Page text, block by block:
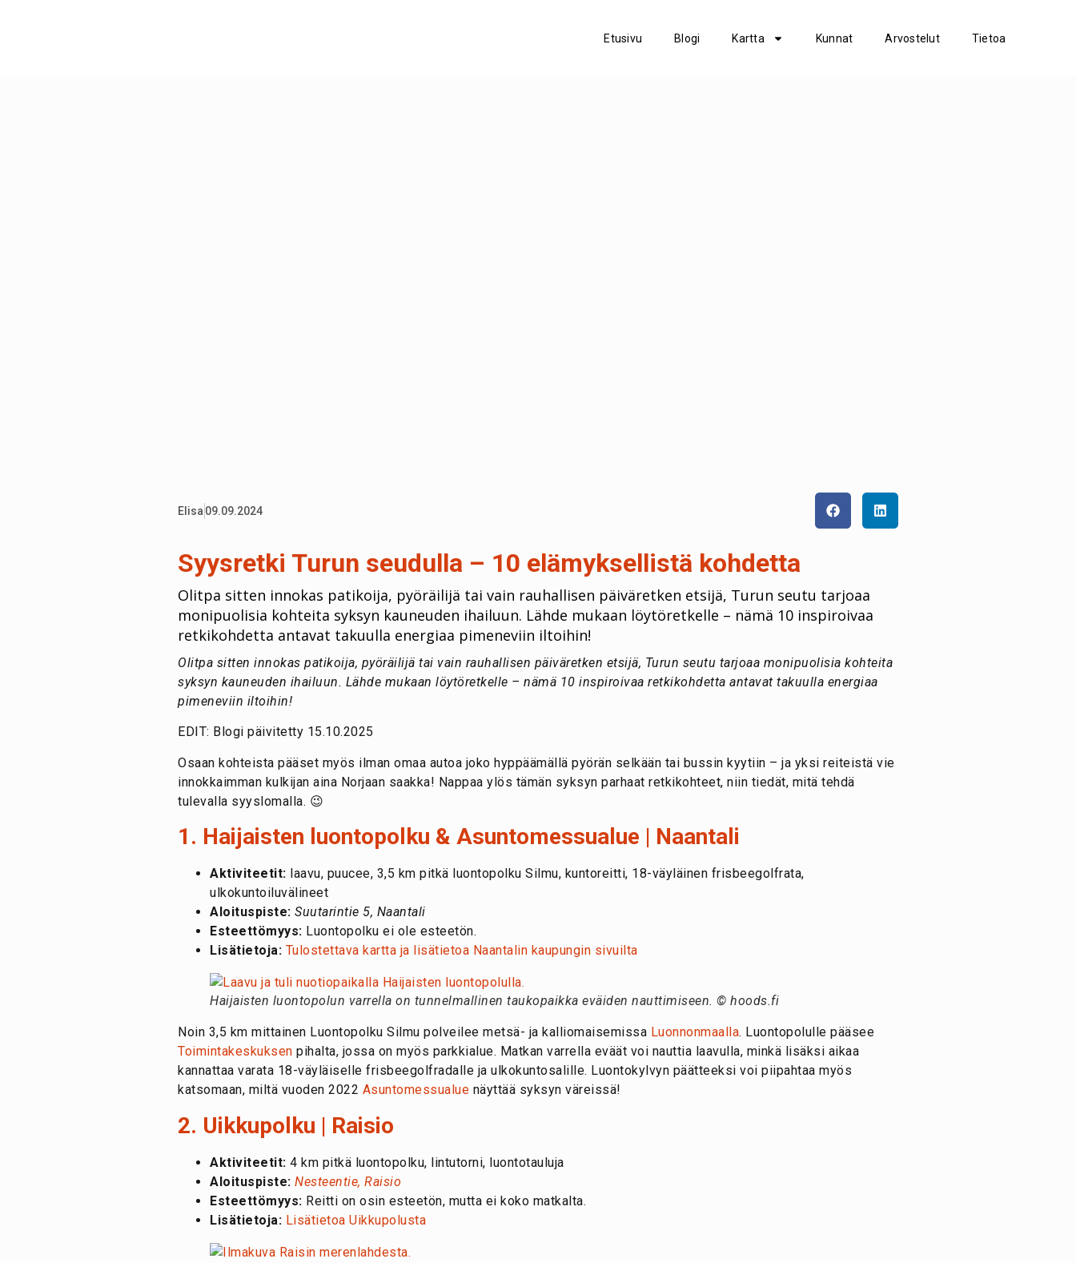
Etusivu Blogi Kartta Kunnat Arvostelut Tietoa
Elisa 09.09.2024
Syysretki Turun seudulla – 10 elämyksellistä kohdetta
Olitpa sitten innokas patikoija, pyöräilijä tai vain rauhallisen päiväretken etsijä, Turun seutu tarjoaa
monipuolisia kohteita syksyn kauneuden ihailuun. Lähde mukaan löytöretkelle – nämä 10 inspiroivaa
retkikohdetta antavat takuulla energiaa pimeneviin iltoihin!
Olitpa sitten innokas patikoija, pyöräilijä tai vain rauhallisen päiväretken etsijä, Turun seutu tarjoaa monipuolisia kohteita
syksyn kauneuden ihailuun. Lähde mukaan löytöretkelle – nämä 10 inspiroivaa retkikohdetta antavat takuulla energiaa
pimeneviin iltoihin!
EDIT: Blogi päivitetty 15.10.2025
Osaan kohteista pääset myös ilman omaa autoa joko hyppäämällä pyörän selkään tai bussin kyytiin – ja yksi reiteistä vie
innokkaimman kulkijan aina Norjaan saakka! Nappaa ylös tämän syksyn parhaat retkikohteet, niin tiedät, mitä tehdä
tulevalla syyslomalla. 😉
1. Haijaisten luontopolku & Asuntomessualue | Naantali
Aktiviteetit: laavu, puucee, 3,5 km pitkä luontopolku Silmu, kuntoreitti, 18-väyläinen frisbeegolfrata,
ulkokuntoiluvälineet
Aloituspiste: Suutarintie 5, Naantali
Esteettömyys: Luontopolku ei ole esteetön.
Lisätietoja: Tulostettava kartta ja lisätietoa Naantalin kaupungin sivuilta
Haijaisten luontopolun varrella on tunnelmallinen taukopaikka eväiden nauttimiseen. © hoods.fi
Noin 3,5 km mittainen Luontopolku Silmu polveilee metsä- ja kalliomaisemissa Luonnonmaalla. Luontopolulle pääsee
Toimintakeskuksen pihalta, jossa on myös parkkialue. Matkan varrella eväät voi nauttia laavulla, minkä lisäksi aikaa
kannattaa varata 18-väyläiselle frisbeegolfradalle ja ulkokuntosalille. Luontokylvyn päätteeksi voi piipahtaa myös
katsomaan, miltä vuoden 2022 Asuntomessualue näyttää syksyn väreissä!
2. Uikkupolku | Raisio
Aktiviteetit: 4 km pitkä luontopolku, lintutorni, luontotauluja
Aloituspiste: Nesteentie, Raisio
Esteettömyys: Reitti on osin esteetön, mutta ei koko matkalta.
Lisätietoja: Lisätietoa Uikkupolusta